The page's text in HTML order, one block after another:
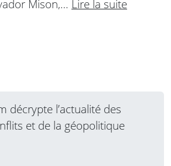
Mison,… Lire la suite
décrypte l’actualité des
et de la géopolitique